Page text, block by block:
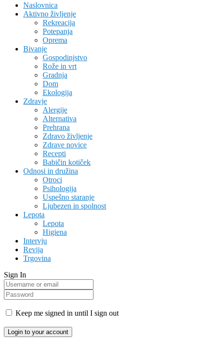
Naslovnica
Aktivno življenje
Rekreacija
Potepanja
Oprema
Bivanje
Gospodinjstvo
Rože in vrt
Gradnja
Dom
Ekologija
Zdravje
Alergije
Alternativa
Prehrana
Zdravo življenje
Zdrave novice
Recepti
Babičin kotiček
Odnosi in družina
Otroci
Psihologija
Uspešno staranje
Ljubezen in spolnost
Lepota
Lepota
Higiena
Intervju
Revija
Trgovina
Sign In
Keep me signed in until I sign out